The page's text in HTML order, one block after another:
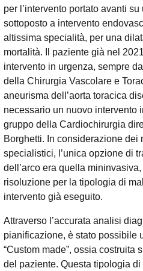
per l’intervento portato avanti
sottoposto a intervento
altissima specialità, per una
mortalità. Il paziente già nel
intervento in urgenza, sempre
della Chirurgia Vascolare e
aneurisma dell’aorta toracica
necessario un nuovo intervento
gruppo della Cardiochirurgia
Borghetti. In considerazione dei
specialistici, l’unica opzione di
dell’arco era quella
risoluzione per la tipologia di
intervento già eseguito.
Attraverso l’accurata analisi
pianificazione, è stato possibile
“Custom made”, ossia costruita
del paziente. Questa tipologia